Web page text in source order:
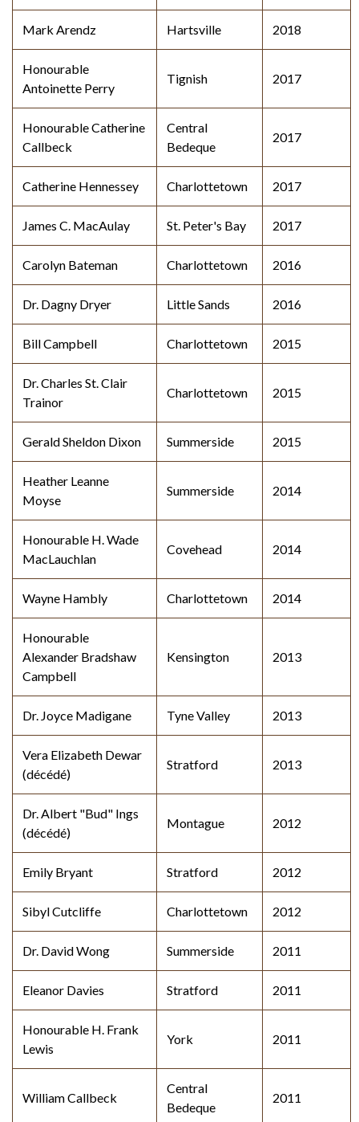
Mark Arendz Hartsville 2018
Honourable
Antoinette Perry
Tignish 2017
Honourable Catherine
Callbeck
Central
Bedeque
2017
Catherine Hennessey Charlottetown 2017
James C. MacAulay St. Peter's Bay 2017
Carolyn Bateman Charlottetown 2016
Dr. Dagny Dryer Little Sands 2016
Bill Campbell Charlottetown 2015
Dr. Charles St. Clair
Trainor
Charlottetown 2015
Gerald Sheldon Dixon Summerside 2015
Heather Leanne
Moyse
Summerside 2014
Honourable H. Wade
MacLauchlan
Covehead 2014
Wayne Hambly Charlottetown 2014
Honourable
Alexander Bradshaw
Campbell
Kensington 2013
Dr. Joyce Madigane Tyne Valley 2013
Vera Elizabeth Dewar
(décédé)
Stratford 2013
Dr. Albert "Bud" Ings
(décédé)
Montague 2012
Emily Bryant Stratford 2012
Sibyl Cutcliffe Charlottetown 2012
Dr. David Wong Summerside 2011
Eleanor Davies Stratford 2011
Honourable H. Frank
Lewis
York 2011
William Callbeck
Central
Bedeque
2011